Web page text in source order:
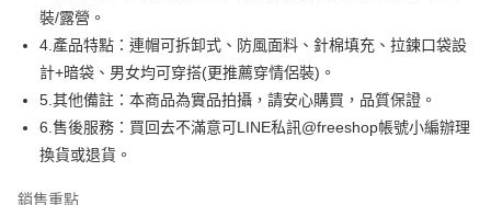
運送方式
每筆NT$80，滿NT$1,000(含以上)免運費
付款後全家取貨
每筆NT$80，滿NT$1,000(含以上)免運費
7-11取貨付款
裝/露營。
4.產品特點：連帽可拆卸式、防風面料、針棉填充、拉鍊口袋設
計+暗袋、男女均可穿搭(更推薦穿情侶裝)。
5.其他備註：本商品為實品拍攝，請安心購買，品質保證。
6.售後服務：買回去不滿意可LINE私訊@freeshop帳號小編辦理
換貨或退貨。
銷售重點